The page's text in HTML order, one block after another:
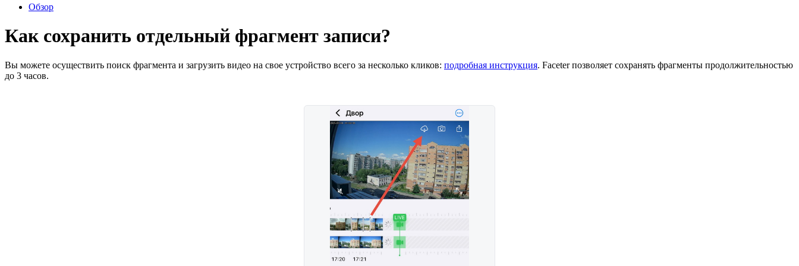
Обзор
Как сохранить отдельный фрагмент записи?
Вы можете осуществить поиск фрагмента и загрузить видео на свое устройство всего за несколько кликов: подробная инструкция. Faceter позволяет сохранять фрагменты продолжительностью
до 3 часов.